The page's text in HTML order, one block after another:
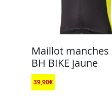
Maillot
BH BIKE jaune
39,90€